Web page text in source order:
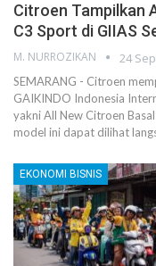
Citroen Tampilkan
C3 Sport di GIIAS
M. NURROZIKAN 24
SEMARANG - Citroen
GAIKINDO Indonesia
yakni All New Citroen
model ini dapat dilihat
EKONOMI BISNIS